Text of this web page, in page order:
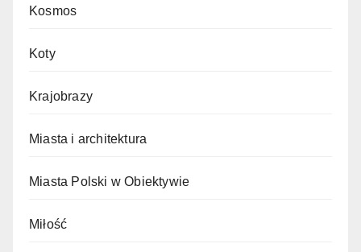
Kosmos
Koty
Krajobrazy
Miasta i architektura
Miasta Polski w Obiektywie
Miłość